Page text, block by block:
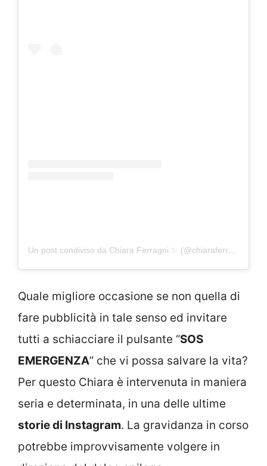
Un post condiviso da Chiara Ferragni ✨ (@chiaraferragni)
Quale migliore occasione se non quella di
fare pubblicità in tale senso ed invitare
tutti a schiacciare il pulsante “SOS
EMERGENZA” che vi possa salvare la vita?
Per questo Chiara è intervenuta in maniera
seria e determinata, in una delle ultime
storie di Instagram. La gravidanza in corso
potrebbe improvvisamente volgere in